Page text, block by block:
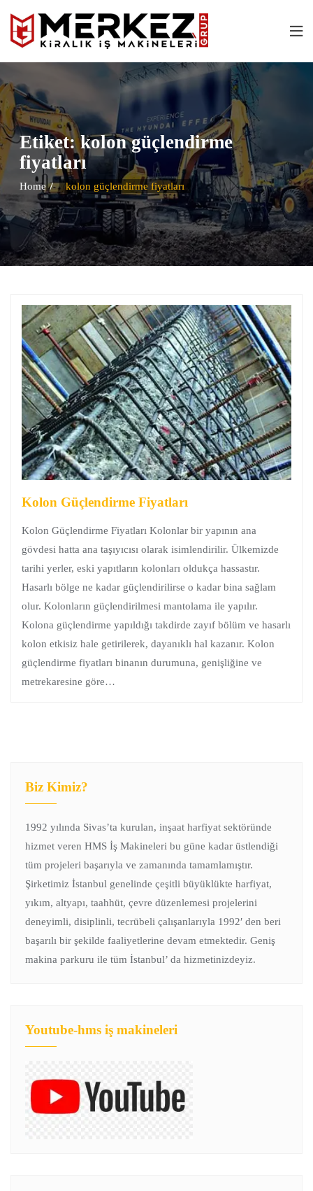
Etiket:kolon güçlendirme
fiyatları
Home kolon güçlendirme fiyatları
Kolon Güçlendirme Fiyatları
Kolon Güçlendirme Fiyatları Kolonlar bir yapının ana
gövdesi hatta ana taşıyıcısı olarak isimlendirilir. Ülkemizde
tarihi yerler, eski yapıtların kolonları oldukça hassastır.
Hasarlı bölge ne kadar güçlendirilirse o kadar bina sağlam
olur. Kolonların güçlendirilmesi mantolama ile yapılır.
Kolona güçlendirme yapıldığı takdirde zayıf bölüm ve hasarlı
kolon etkisiz hale getirilerek, dayanıklı hal kazanır. Kolon
güçlendirme fiyatları binanın durumuna, genişliğine ve
metrekaresine göre…
Biz Kimiz?
1992 yılında Sivas’ta kurulan, inşaat harfiyat sektöründe
hizmet veren HMS İş Makineleri bu güne kadar üstlendiği
tüm projeleri başarıyla ve zamanında tamamlamıştır.
Şirketimiz İstanbul genelinde çeşitli büyüklükte harfiyat,
yıkım, altyapı, taahhüt, çevre düzenlemesi projelerini
deneyimli, disiplinli, tecrübeli çalışanlarıyla 1992′ den beri
başarılı bir şekilde faaliyetlerine devam etmektedir. Geniş
makina parkuru ile tüm İstanbul’ da hizmetinizdeyiz.
Youtube-hms iş makineleri